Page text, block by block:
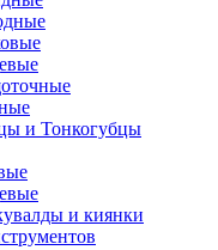
и Тонкогубцы
и киянки